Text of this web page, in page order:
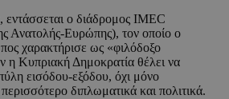
εντάσσεται ο διάδρομος IMEC
Ανατολής-Ευρώπης), τον οποίο ο
χαρακτήρισε ως «φιλόδοξο
η Κυπριακή Δημοκρατία θέλει να
εισόδου-εξόδου, όχι μόνο
διπλωματικά και πολιτικά.